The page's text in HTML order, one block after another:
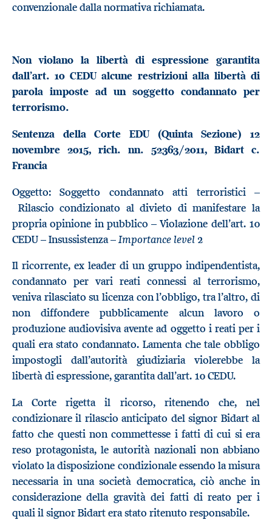
convenzionale dalla normativa richiamata.
Non violano la libertà di espressione garantita
dall’art. 10 CEDU alcune restrizioni alla libertà di
parola imposte ad un soggetto condannato per
terrorismo.
Sentenza della Corte EDU (Quinta Sezione) 12
novembre 2015, rich. nn. 52363/2011, Bidart c.
Francia
Oggetto: Soggetto condannato atti terroristici –
Rilascio condizionato al divieto di manifestare la
propria opinione in pubblico – Violazione dell’art. 10
CEDU – Insussistenza –Importance level 2
Il ricorrente, ex leader di un gruppo indipendentista,
condannato per vari reati connessi al terrorismo,
veniva rilasciato su licenza con l’obbligo, tra l’altro, di
non diffondere pubblicamente alcun lavoro o
produzione audiovisiva avente ad oggetto i reati per i
quali era stato condannato. Lamenta che tale obbligo
impostogli dall’autorità giudiziaria violerebbe la
libertà di espressione, garantita dall’art. 10 CEDU.
La Corte rigetta il ricorso, ritenendo che, nel
condizionare il rilascio anticipato del signor Bidart al
fatto che questi non commettesse i fatti di cui si era
reso protagonista, le autorità nazionali non abbiano
violato la disposizione condizionale essendo la misura
necessaria in una società democratica, ciò anche in
considerazione della gravità dei fatti di reato per i
quali il signor Bidart era stato ritenuto responsabile.